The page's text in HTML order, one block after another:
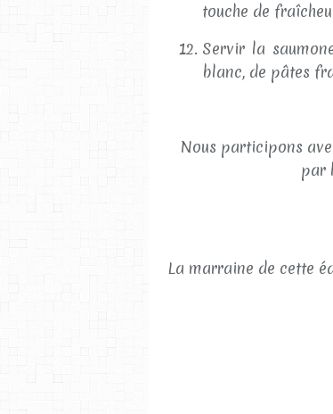
touche de
Servir la
blanc, de pâtes
Nous participons
par
La marraine de cette